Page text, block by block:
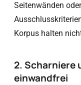
Seitenwänden
Korpus halten
2. Scharniere
einwandfrei